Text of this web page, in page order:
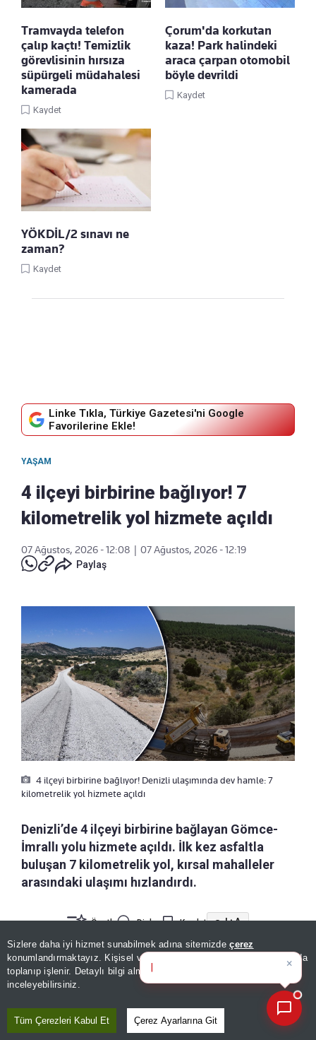
Sizlere daha iyi hizmet sunabilmek adına sitemizdeçerez
konumlandırmaktayız. Kişisel verileriniz, KVKK ve GDPR kapsamında
toplanıp işlenir. Detaylı bilgi almak için
inceleyebilirsiniz.
Tüm Çerezleri Kabul Et Çerez Ayarlarına Git
Tramvayda telefon
çalıp kaçtı! Temizlik
görevlisinin hırsıza
süpürgeli müdahalesi
kamerada
Kaydet
Çorum'da korkutan
kaza! Park halindeki
araca çarpan otomobil
böyle devrildi
Kaydet
YÖKDİL/2 sınavı ne
zaman?
Kaydet
Linke Tıkla, Türkiye Gazetesi'ni Google
Favorilerine Ekle!
YAŞAM
4 ilçeyi birbirine bağlıyor! 7
kilometrelik yol hizmete açıldı
07 Ağustos, 2026 - 12:08
07 Ağustos, 2026 - 12:19
Paylaş
4 ilçeyi birbirine bağlıyor! Denizli ulaşımında dev hamle: 7
kilometrelik yol hizmete açıldı
Denizli’de 4 ilçeyi birbirine bağlayan Gömce-
İmrallı yolu hizmete açıldı. İlk kez asfaltla
buluşan 7 kilometrelik yol, kırsal mahalleler
arasındaki ulaşımı hızlandırdı.
Özetle Dinle Kaydet a-|+A
Denizli Büyükşehir Belediyesi tarafından
yürütülen yol projesi kapsamında7 kilometre
güzergah tamamen yenilendi. Daha önce
×
Günün spor, gündem ve